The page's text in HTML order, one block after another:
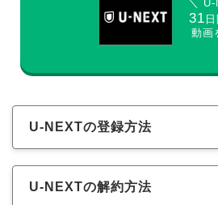
＼ U-
31
動画
U-NEXTの登録方法
U-NEXTの解約方法